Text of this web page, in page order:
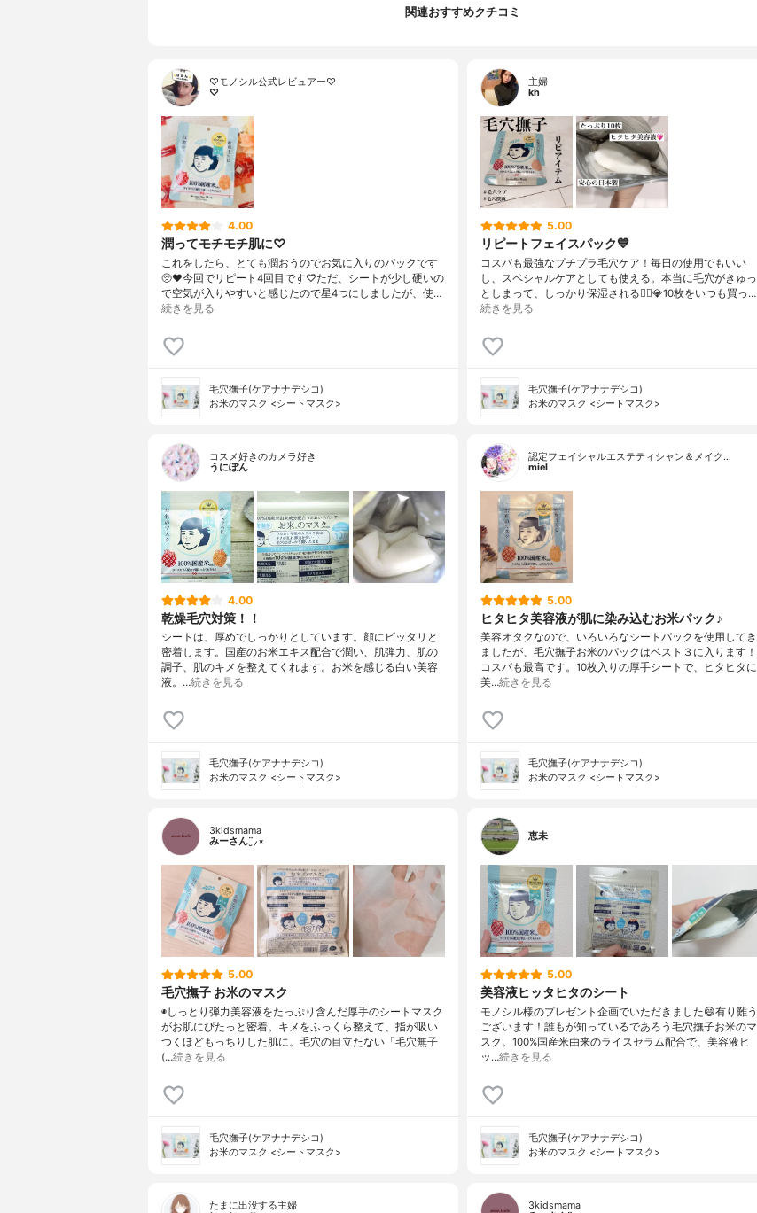
関連おすすめクチコミ
♡モノシル公式レビュアー♡
♡
4.00
潤ってモチモチ肌に♡
これをしたら、とても潤おうのでお気に入りのパックです
🥺❤今回でリピート4回目です♡⃛ただ、シートが少し硬いの
で空気が入りやすいと感じたので星4つにしましたが、使…
続きを見る
毛穴撫子(ケアナナデシコ)
お米のマスク <シートマスク>
主婦
kh
5.00
リピートフェイスパック💙
コスパも最強なプチプラ毛穴ケア！毎日の使用でもいい
し、スペシャルケアとしても使える。本当に毛穴がきゅっ
としまって、しっかり保湿される🙆‍♀️💎10枚をいつも買っ…
続きを見る
毛穴撫子(ケアナナデシコ)
お米のマスク <シートマスク>
コスメ好きのカメラ好き
うにぽん
4.00
乾燥毛穴対策！！
シートは、厚めでしっかりとしています。顔にピッタリと
密着します。国産のお米エキス配合で潤い、肌弾力、肌の
調子、肌のキメを整えてくれます。お米を感じる白い美容
液。…続きを見る
毛穴撫子(ケアナナデシコ)
お米のマスク <シートマスク>
認定フェイシャルエステティシャン＆メイク…
miel
5.00
ヒタヒタ美容液が肌に染み込むお米パック♪
美容オタクなので、いろいろなシートパックを使用してき
ましたが、毛穴撫子お米のパックはベスト３に入ります！
コスパも最高です。10枚入りの厚手シートで、ヒタヒタに
美…続きを見る
毛穴撫子(ケアナナデシコ)
お米のマスク <シートマスク>
3kidsmama
みーさん¨̮⸝⋆
5.00
毛穴撫子 お米のマスク
◉しっとり弾力美容液をたっぷり含んだ厚手のシートマスク
がお肌にぴたっと密着。キメをふっくら整えて、指が吸い
つくほどもっちりした肌に。毛穴の目立たない「毛穴無子
(…続きを見る
毛穴撫子(ケアナナデシコ)
お米のマスク <シートマスク>
恵未
5.00
美容液ヒッタヒタのシート
モノシル様のプレゼント企画でいただきました😄有り難う
ございます！誰もが知っているであろう毛穴撫子お米のマ
スク。100%国産米由来のライスセラム配合で、美容液ヒ
ッ…続きを見る
毛穴撫子(ケアナナデシコ)
お米のマスク <シートマスク>
たまに出没する主婦
3kidsmama